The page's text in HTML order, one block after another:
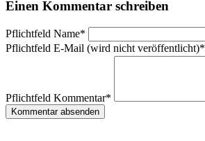
Einen Kommentar schreiben
Pflichtfeld Name*
Pflichtfeld E-Mail (wird nicht veröffentlicht)*
Pflichtfeld Kommentar*
Kommentar absenden